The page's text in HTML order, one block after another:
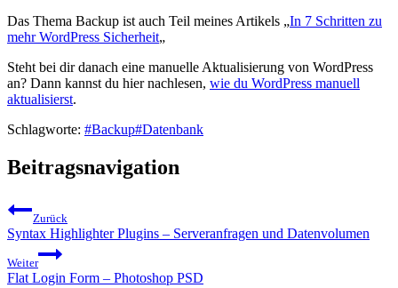
Das Thema Backup ist auch Teil meines Artikels „In 7 Schritten zu
mehr WordPress Sicherheit„
Steht bei dir danach eine manuelle Aktualisierung von WordPress
an? Dann kannst du hier nachlesen, wie du WordPress manuell
aktualisierst.
Schlagworte: #Backup#Datenbank
Beitragsnavigation
Zurück
Syntax Highlighter Plugins – Serveranfragen und Datenvolumen
Weiter
Flat Login Form – Photoshop PSD